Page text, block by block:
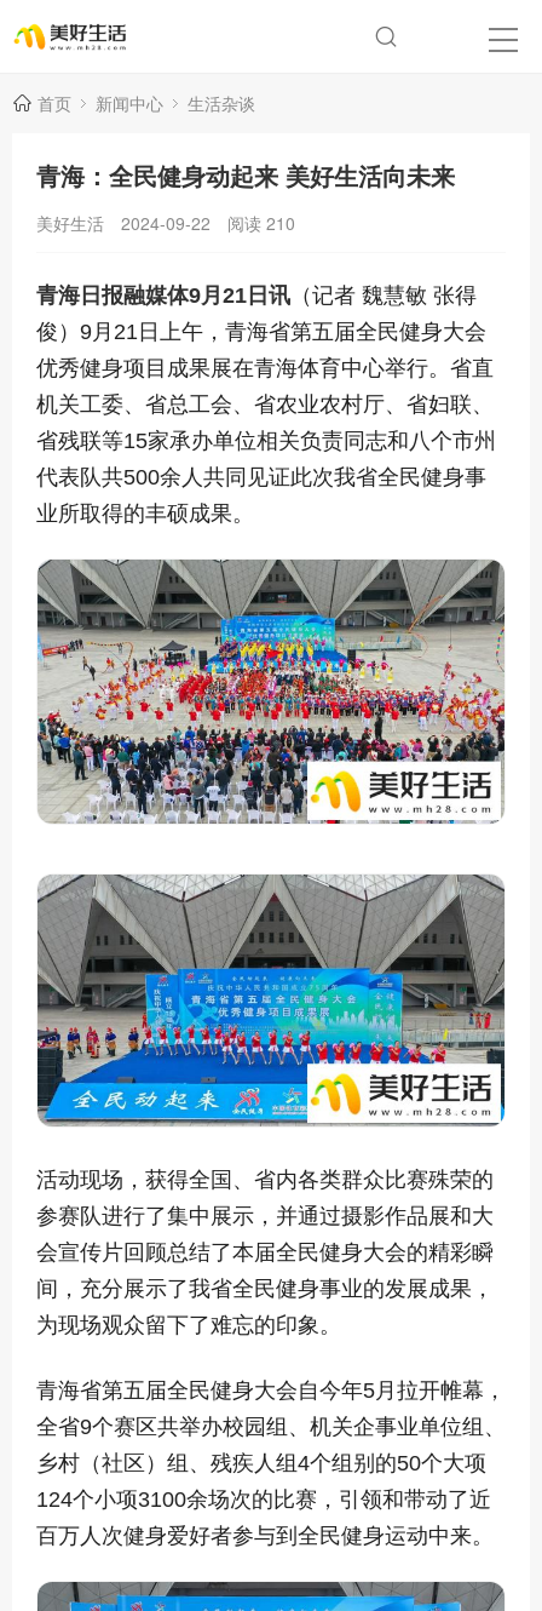
首页 新闻中心 生活杂谈
青海：全民健身动起来 美好生活向未来
美好生活 2024-09-22 阅读 210
青海日报融媒体9月21日讯 （记者 魏慧敏 张得
俊）9月21日上午，青海省第五届全民健身大会
优秀健身项目成果展在青海体育中心举行。省直
机关工委、省总工会、省农业农村厅、省妇联、
省残联等15家承办单位相关负责同志和八个市州
代表队共500余人共同见证此次我省全民健身事
业所取得的丰硕成果。
活动现场，获得全国、省内各类群众比赛殊荣的
参赛队进行了集中展示，并通过摄影作品展和大
会宣传片回顾总结了本届全民健身大会的精彩瞬
间，充分展示了我省全民健身事业的发展成果，
为现场观众留下了难忘的印象。
青海省第五届全民健身大会自今年5月拉开帷幕，
全省9个赛区共举办校园组、机关企事业单位组、
乡村（社区）组、残疾人组4个组别的50个大项
124个小项3100余场次的比赛，引领和带动了近
百万人次健身爱好者参与到全民健身运动中来。